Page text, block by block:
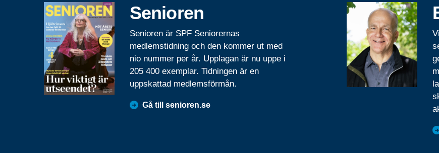
Senioren
Senioren är SPF Seniorernas
medlemstidning och den kommer ut med
nio nummer per år. Upplagan är nu uppe i
205 400 exemplar. Tidningen är en
uppskattad medlemsförmån.
Gå till senioren.se